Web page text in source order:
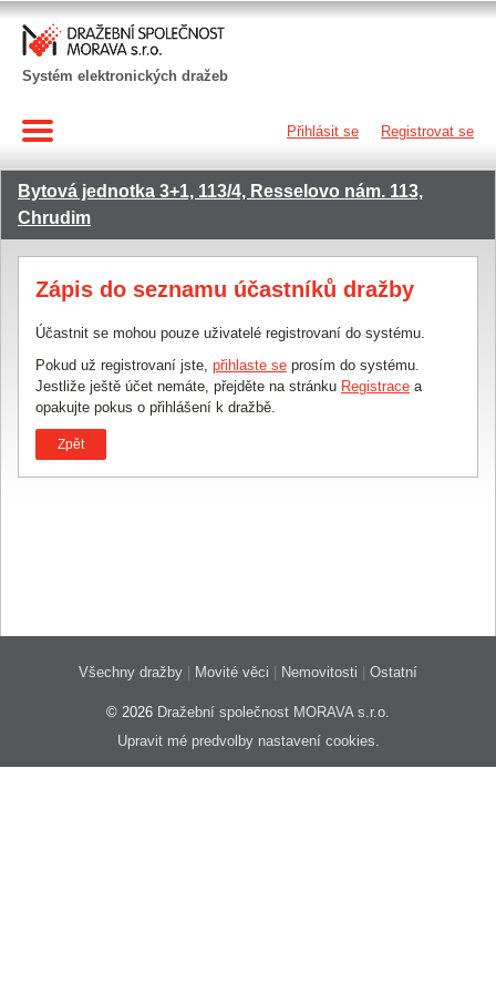
Systém elektronických dražeb
Přihlásit se Registrovat se
Bytová jednotka 3+1, 113/4, Resselovo nám. 113,
Chrudim
Zápis do seznamu účastníků dražby
Účastnit se mohou pouze uživatelé registrovaní do systému.
Pokud už registrovaní jste, přihlaste se prosím do systému.
Jestliže ještě účet nemáte, přejděte na stránku Registrace a
opakujte pokus o přihlášení k dražbě.
Zpět
Všechny dražby | Movité věci | Nemovitosti | Ostatní
© 2026 Dražební společnost MORAVA s.r.o.
Upravit mé predvolby nastavení cookies.